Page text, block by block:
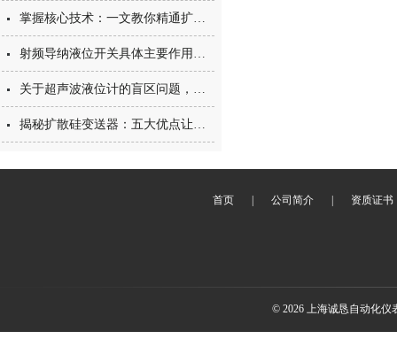
掌握核心技术：一文教你精通扩散硅变送器测定！
射频导纳液位开关具体主要作用可分为以下几类
关于超声波液位计的盲区问题，您了解多少呢
揭秘扩散硅变送器：五大优点让你的设备升级！
首页 公司简介 资质证书
© 2026 上海诚恳自动化仪